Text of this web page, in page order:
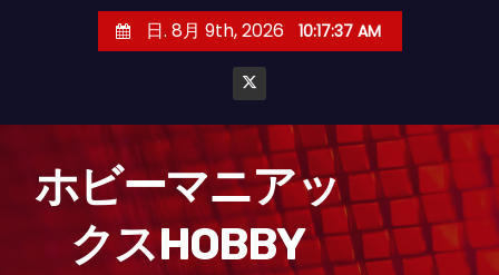
日. 8月 9th, 2026 10:17:38 AM
ホビーマニアッ
クスHOBBY